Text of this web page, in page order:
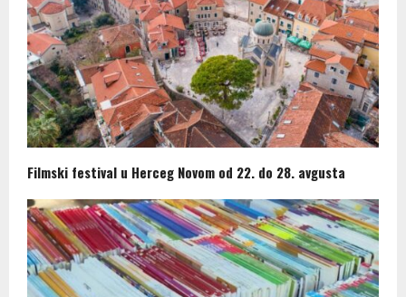
Filmski festival u Herceg Novom od 22. do 28. avgusta